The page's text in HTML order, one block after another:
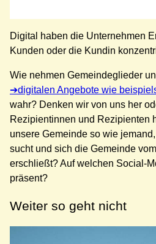
Digital haben die Unternehmen
Kunden oder die Kundin
Wie nehmen Gemeindeglieder
digitalen Angebote wie
wahr? Denken wir von uns her
Rezipientinnen und Rezipienten
unsere Gemeinde so wie
sucht und sich die Gemeinde
erschließt? Auf welchen Social-
präsent?
Weiter so geht nicht